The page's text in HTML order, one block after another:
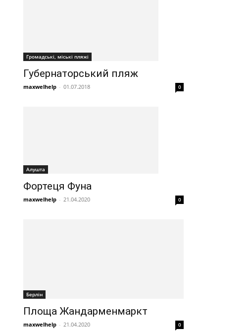
Громадські, міські пляжі
Губернаторський пляж
maxwelhelp - 01.07.2018 0
Алушта
Фортеця Фуна
maxwelhelp - 21.04.2020 0
Берлін
Площа Жандарменмаркт
maxwelhelp - 21.04.2020 0